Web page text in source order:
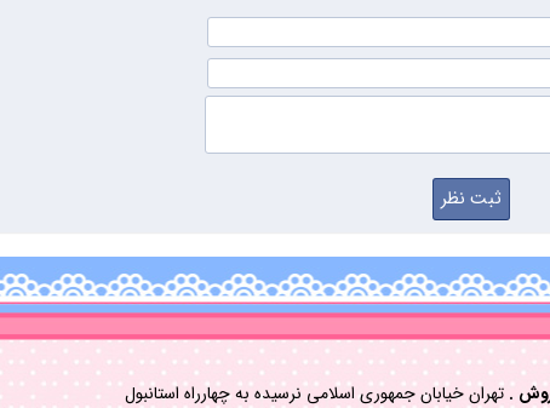
. تهران خیابان جمهوری اسلامی نرسیده به چهارراه استانبول